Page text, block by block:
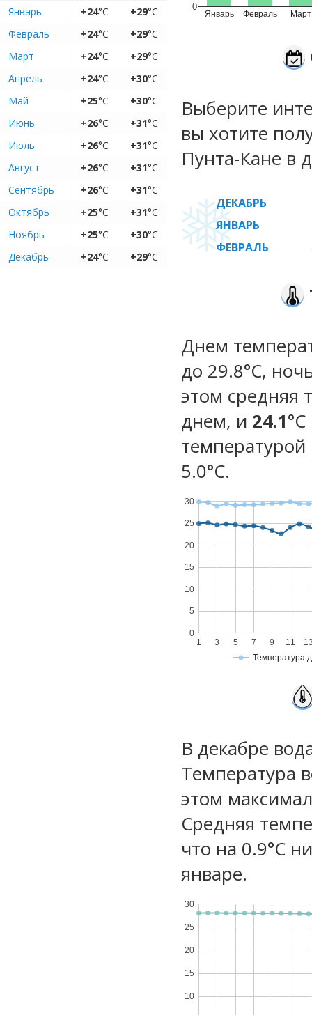
Январь
+24°C +29°C
Февраль
+24°C +29°C
Март
+24°C +29°C
Апрель
+24°C +30°C
Май
+25°C +30°C
Июнь
+26°C +31°C
Июль
+26°C +31°C
Август
+26°C +31°C
Сентябрь
+26°C +31°C
Октябрь
+25°C +31°C
Ноябрь
+25°C +30°C
Декабрь
+24°C +29°C
Январь Февраль Март
0
Выберите
вы хотите
Пунта-Кане в
ДЕКАБРЬ
ЯНВАРЬ
ФЕВРАЛЬ
Днем
до 29.8°C,
этом средняя
днем, и 24.1
температурой
5.0°С.
Температура
1 3 5 7 9 11
0
5
10
15
20
25
30
В декабре
Температура
этом
Средняя
что на 0.9°C
январе.
10
15
20
25
30